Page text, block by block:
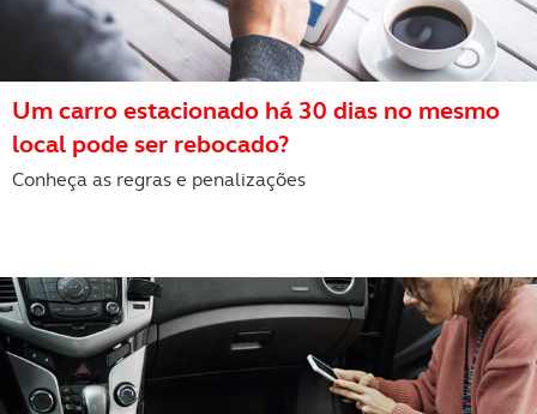
Um carro estacionado há 30 dias no mesmo
local pode ser rebocado?
Conheça as regras e penalizações